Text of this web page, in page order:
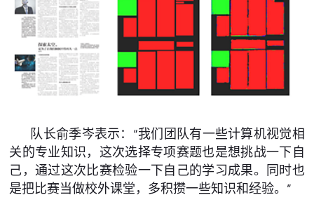
队长俞季岑表示：“我们团队有一些计算机视觉相
关的专业知识，这次选择专项赛题也是想挑战一下自
己，通过这次比赛检验一下自己的学习成果。同时也
是把比赛当做校外课堂，多积攒一些知识和经验。”